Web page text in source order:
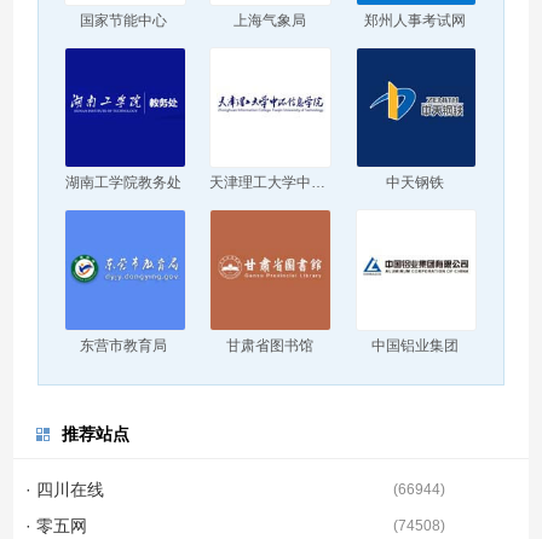
国家节能中心 上海气象局 郑州人事考试网
湖南工学院教务处 天津理工大学中环信息学院 中天钢铁
东营市教育局 甘肃省图书馆 中国铝业集团
推荐站点
· 四川在线 (66944)
· 零五网 (74508)